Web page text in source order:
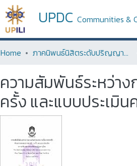
UPDC Communities &
Home ภาคนิพนธ์นิสิตระดับปริญญาตรี (Term Paper of Undergraduate Students)
ความสัมพันธ์ระหว่า
ครั้ง และแบบประเมิ